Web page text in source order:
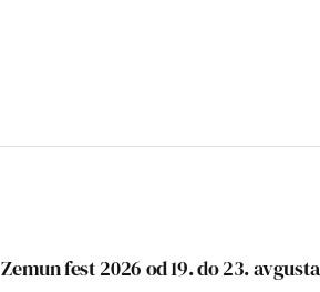
Zemun fest 2026 od 19. do 23. avgusta